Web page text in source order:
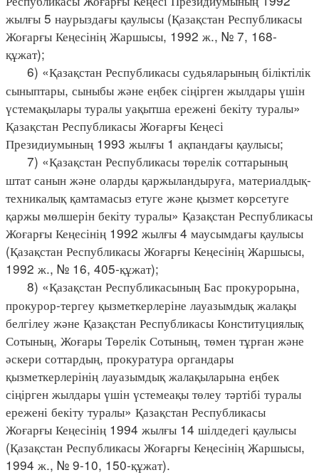
жылғы 5 наурыздағы қаулысы (Қазақстан Республикасы
Жоғарғы Кеңесінің Жаршысы, 1992 ж., № 7, 168-
құжат);
6) «Қазақстан Республикасы судьяларының біліктілік
сыныптары, сыныбы және еңбек сіңірген жылдары үшін
үстемақылары туралы уақытша ережені бекіту туралы»
Қазақстан Республикасы Жоғарғы Кеңесі
Президиумының 1993 жылғы 1 ақпандағы қаулысы;
7) «Қазақстан Республикасы төрелік соттарының
штат санын және оларды қаржыландыруға, материалдық-
техникалық қамтамасыз етуге және қызмет көрсетуге
қаржы мөлшерін бекіту туралы» Қазақстан Республикасы
Жоғарғы Кеңесінің 1992 жылғы 4 маусымдағы қаулысы
(Қазақстан Республикасы Жоғарғы Кеңесінің Жаршысы,
1992 ж., № 16, 405-құжат);
8) «Қазақстан Республикасының Бас прокурорына,
прокурор-тергеу қызметкерлеріне лауазымдық жалақы
белгілеу және Қазақстан Республикасы Конституциялық
Сотының, Жоғары Төрелік Сотының, төмен тұрған және
әскери соттардың, прокуратура органдары
қызметкерлерінің лауазымдық жалақыларына еңбек
сіңірген жылдары үшін үстемеақы төлеу тәртібі туралы
ережені бекіту туралы» Қазақстан Республикасы
Жоғарғы Кеңесінің 1994 жылғы 14 шілдедегі қаулысы
(Қазақстан Республикасы Жоғарғы Кеңесінің Жаршысы,
1994 ж., № 9-10, 150-құжат).